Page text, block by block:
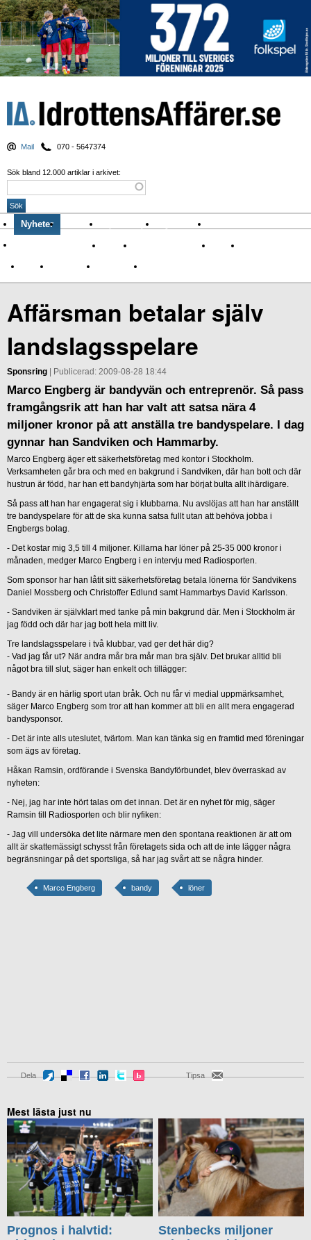
Mail 070 - 5647374
Sök bland 12.000 artiklar i arkivet:
Nyheter Krönikor Sport & spel Nyhetsbrev
Om Idrottens Affärer
Affärer I spåren av Corona Arena
Namn Sponsring TV-nyheter
Affärsman betalar själv
landslagsspelare
Sponsring | Publicerad: 2009-08-28 18:44
Marco Engberg är bandyvän och entreprenör. Så pass
framgångsrik att han har valt att satsa nära 4
miljoner kronor på att anställa tre bandyspelare. I dag
gynnar han Sandviken och Hammarby.
Marco Engberg äger ett säkerhetsföretag med kontor i Stockholm.
Verksamheten går bra och med en bakgrund i Sandviken, där han bott och där
hustrun är född, har han ett bandyhjärta som har börjat bulta allt ihärdigare.
Så pass att han har engagerat sig i klubbarna. Nu avslöjas att han har anställt
tre bandyspelare för att de ska kunna satsa fullt utan att behöva jobba i
Engbergs bolag.
- Det kostar mig 3,5 till 4 miljoner. Killarna har löner på 25-35 000 kronor i
månaden, medger Marco Engberg i en intervju med Radiosporten.
Som sponsor har han låtit sitt säkerhetsföretag betala lönerna för Sandvikens
Daniel Mossberg och Christoffer Edlund samt Hammarbys David Karlsson.
- Sandviken är självklart med tanke på min bakgrund där. Men i Stockholm är
jag född och där har jag bott hela mitt liv.
Tre landslagsspelare i två klubbar, vad ger det här dig?
- Vad jag får ut? När andra mår bra mår man bra själv. Det brukar alltid bli
något bra till slut, säger han enkelt och tillägger:
- Bandy är en härlig sport utan bråk. Och nu får vi medial uppmärksamhet,
säger Marco Engberg som tror att han kommer att bli en allt mera engagerad
bandysponsor.
- Det är inte alls uteslutet, tvärtom. Man kan tänka sig en framtid med föreningar
som ägs av företag.
Håkan Ramsin, ordförande i Svenska Bandyförbundet, blev överraskad av
nyheten:
- Nej, jag har inte hört talas om det innan. Det är en nyhet för mig, säger
Ramsin till Radiosporten och blir nyfiken:
- Jag vill undersöka det lite närmare men den spontana reaktionen är att om
allt är skattemässigt schysst från företagets sida och att de inte lägger några
begränsningar på det sportsliga, så har jag svårt att se några hinder.
Marco Engberg bandy löner
Dela Tipsa
Mest lästa just nu
Prognos i halvtid:
Stenbecks miljoner